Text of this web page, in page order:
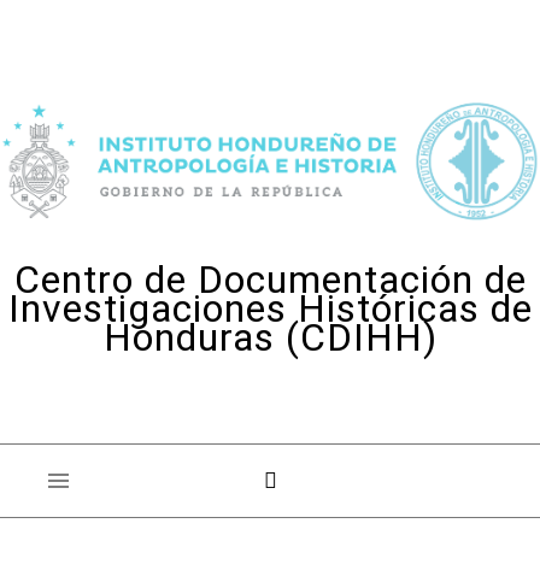
Centro de Documentación de
Investigaciones Históricas de
Honduras (CDIHH)